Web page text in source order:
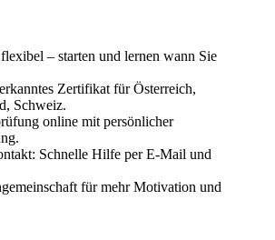
– starten und lernen wann Sie
Zertifikat für Österreich,
Schweiz.
online mit persönlicher
Schnelle Hilfe per E-Mail und
für mehr Motivation und